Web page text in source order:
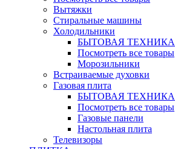
Вытяжки
Стиральные машины
Холодильники
БЫТОВАЯ ТЕХНИКА
Посмотреть все товары
Морозильники
Встраиваемые духовки
Газовая плита
БЫТОВАЯ ТЕХНИКА
Посмотреть все товары
Газовые панели
Настольная плита
Телевизоры